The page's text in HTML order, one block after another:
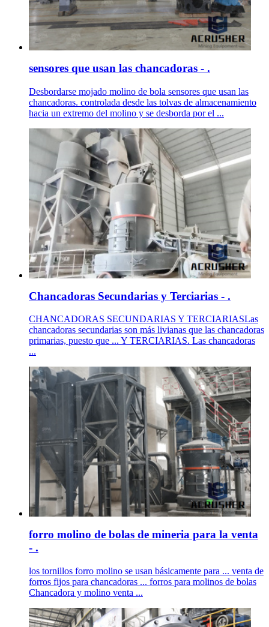
sensores que usan las chancadoras - .
Desbordarse mojado molino de bola sensores que usan las
chancadoras. controlada desde las tolvas de almacenamiento
hacia un extremo del molino y se desborda por el ...
Chancadoras Secundarias y Terciarias - .
CHANCADORAS SECUNDARIAS Y TERCIARIASLas
chancadoras secundarias son más livianas que las chancadoras
primarias, puesto que ... Y TERCIARIAS. Las chancadoras
...
forro molino de bolas de mineria para la venta
- .
los tornillos forro molino se usan básicamente para ... venta de
forros fijos para chancadoras ... forros para molinos de bolas
Chancadora y molino venta ...